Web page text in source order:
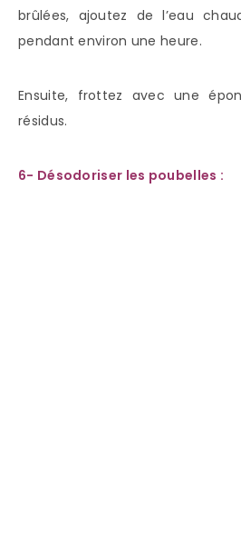
brûlées, ajoutez de l’eau
pendant environ une heure.
Ensuite, frottez avec une
résidus.
6- Désodoriser les poubelles :